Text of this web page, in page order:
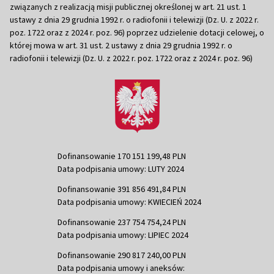
związanych z realizacją misji publicznej określonej w art. 21 ust. 1
ustawy z dnia 29 grudnia 1992 r. o radiofonii i telewizji (Dz. U. z 2022 r.
poz. 1722 oraz z 2024 r. poz. 96) poprzez udzielenie dotacji celowej, o
której mowa w art. 31 ust. 2 ustawy z dnia 29 grudnia 1992 r. o
radiofonii i telewizji (Dz. U. z 2022 r. poz. 1722 oraz z 2024 r. poz. 96)
Dofinansowanie 170 151 199,48 PLN
Data podpisania umowy: LUTY 2024
Dofinansowanie 391 856 491,84 PLN
Data podpisania umowy: KWIECIEŃ 2024
Dofinansowanie 237 754 754,24 PLN
Data podpisania umowy: LIPIEC 2024
Dofinansowanie 290 817 240,00 PLN
Data podpisania umowy i aneksów: